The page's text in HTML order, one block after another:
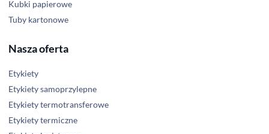
Kubki papierowe
Tuby kartonowe
Nasza oferta
Etykiety
Etykiety samoprzylepne
Etykiety termotransferowe
Etykiety termiczne